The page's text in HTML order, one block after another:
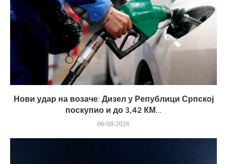
Нови удар на возаче: Дизел у Републици Српској
поскупио и до 3,42 КМ...
06/08/2026